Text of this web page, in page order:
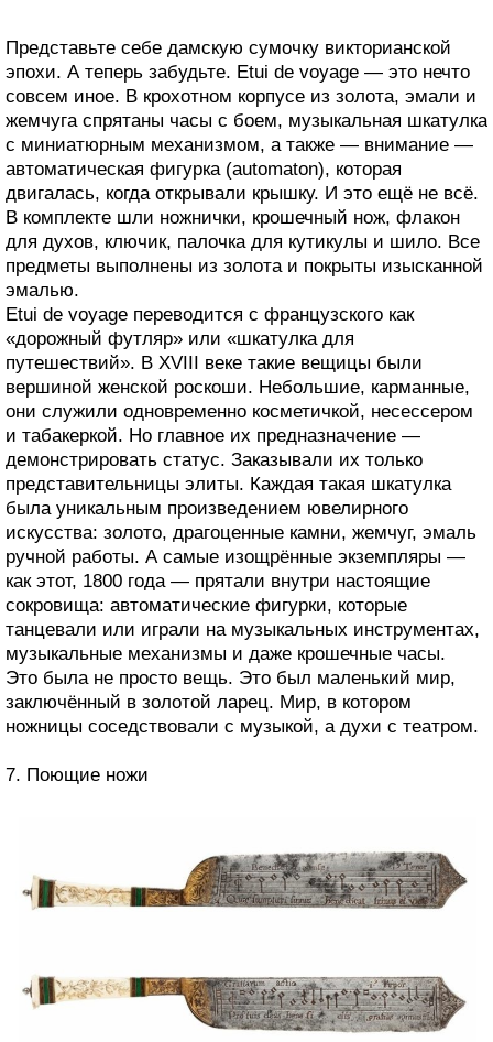
Представьте себе дамскую сумочку викторианской
эпохи. А теперь забудьте. Etui de voyage — это нечто
совсем иное. В крохотном корпусе из золота, эмали и
жемчуга спрятаны часы с боем, музыкальная шкатулка
с миниатюрным механизмом, а также — внимание —
автоматическая фигурка (automaton), которая
двигалась, когда открывали крышку. И это ещё не всё.
В комплекте шли ножнички, крошечный нож, флакон
для духов, ключик, палочка для кутикулы и шило. Все
предметы выполнены из золота и покрыты изысканной
эмалью.
Etui de voyage переводится с французского как
«дорожный футляр» или «шкатулка для
путешествий». В XVIII веке такие вещицы были
вершиной женской роскоши. Небольшие, карманные,
они служили одновременно косметичкой, несессером
и табакеркой. Но главное их предназначение —
демонстрировать статус. Заказывали их только
представительницы элиты. Каждая такая шкатулка
была уникальным произведением ювелирного
искусства: золото, драгоценные камни, жемчуг, эмаль
ручной работы. А самые изощрённые экземпляры —
как этот, 1800 года — прятали внутри настоящие
сокровища: автоматические фигурки, которые
танцевали или играли на музыкальных инструментах,
музыкальные механизмы и даже крошечные часы.
Это была не просто вещь. Это был маленький мир,
заключённый в золотой ларец. Мир, в котором
ножницы соседствовали с музыкой, а духи с театром.
7. Поющие ножи